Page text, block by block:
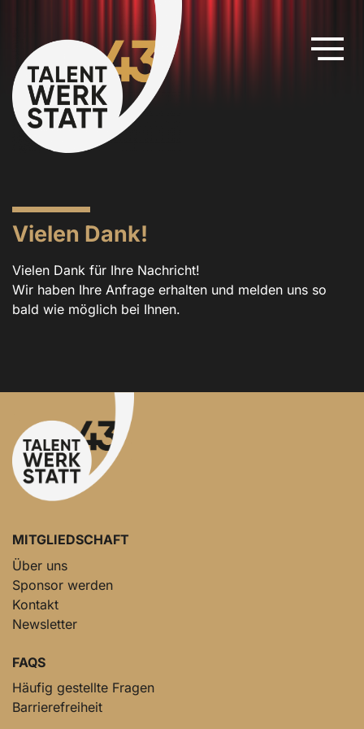
Vielen Dank!
Vielen Dank für Ihre Nachricht!
Wir haben Ihre Anfrage erhalten und melden uns so
bald wie möglich bei Ihnen.
MITGLIEDSCHAFT
Über uns
Sponsor werden
Kontakt
Newsletter
FAQS
Häufig gestellte Fragen
Barrierefreiheit